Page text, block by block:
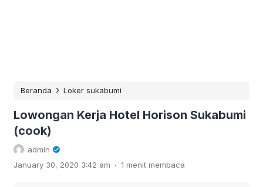
Beranda › Loker sukabumi
Lowongan Kerja Hotel Horison Sukabumi
(cook)
admin
January 30, 2020 3:42 am . 1 menit membaca